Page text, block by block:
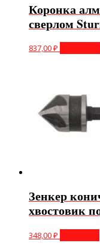
Коронка
сверлом
837,00₽
Зенкер
хвостовик
348,00₽